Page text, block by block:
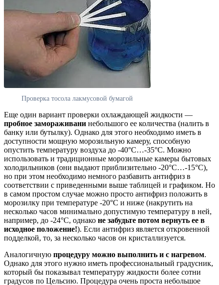
Проверка тосола лакмусовой бумагой
Еще один вариант проверки охлаждающей жидкости —
пробное замораживани небольшого ее количества (налить в
банку или бутылку). Однако для этого необходимо иметь в
доступности мощную морозильную камеру, способную
опустить температуру воздуха до -40°С…-35°С. Можно
использовать и традиционные морозильные камеры бытовых
холодильников (они выдают приблизительно -20°С…-15°С),
но при этом необходимо немного разбавить антифриз в
соответствии с приведенными выше таблицей и графиком. Но
в самом простом случае можно просто антифриз положить в
морозилку при температуре -20°С и ниже (накрутить на
несколько часов минимально допустимую температуру в ней,
например, до -24°С, однако не забудьте потом вернуть ее в
исходное положение!). Если антифриз является откровенной
подделкой, то, за несколько часов он кристаллизуется.
Аналогичную процедуру можно выполнить и с нагревом.
Однако для этого нужно иметь профессиональный градусник,
который бы показывал температуру жидкости более сотни
градусов по Цельсию. Процедура очень проста небольшое